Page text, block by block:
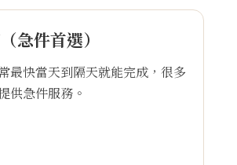
急件首選）
最快當天到隔天就能完成，很多
供急件服務。